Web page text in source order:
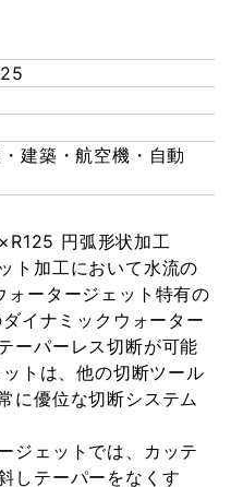
建築・航空機・自動
円弧形状加工
ト加工において水流の
ータージェット特有の
イナミックウォーター
ーパーレス切断が可能
トは、他の切断ツール
に優位な切断システム
ジェットでは、カッテ
しテーパーをなくす